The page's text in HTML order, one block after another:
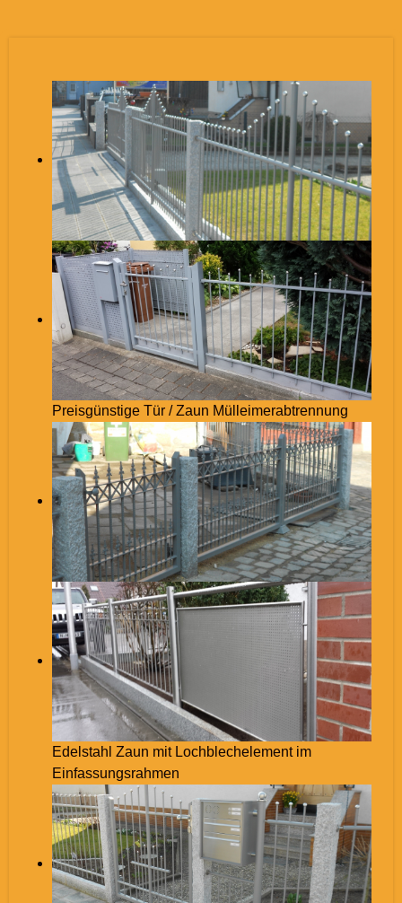
Preisgünstige Tür / Zaun Mülleimerabtrennung
Edelstahl Zaun mit Lochblechelement im
Einfassungsrahmen